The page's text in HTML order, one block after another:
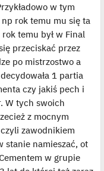
w tym
rok temu mu się ta
temu był w Final
przeciskać przez
po mistrzostwo a
1 partia
czy jakiś pech i
W tych swoich
z mocnym
zawodnikiem
stanie namieszać, ot
w grupie